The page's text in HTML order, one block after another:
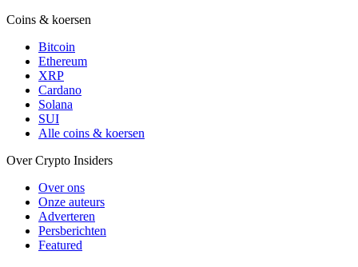
Coins & koersen
Bitcoin
Ethereum
XRP
Cardano
Solana
SUI
Alle coins & koersen
Over Crypto Insiders
Over ons
Onze auteurs
Adverteren
Persberichten
Featured